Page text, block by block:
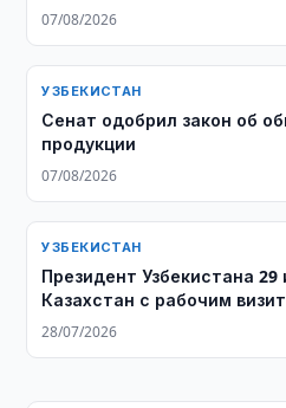
07/08/2026
УЗБЕКИСТАН
Сенат одобрил закон об
продукции
07/08/2026
УЗБЕКИСТАН
Президент Узбекистана
Казахстан с рабочим
28/07/2026